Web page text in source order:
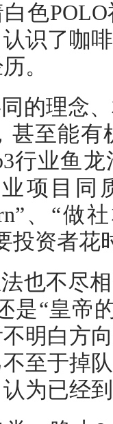
色
识了咖
。
的理念
甚至能
行业鱼
项目同
、“做
投资者花
也不尽
是“皇帝
明白方
至于掉
为已经